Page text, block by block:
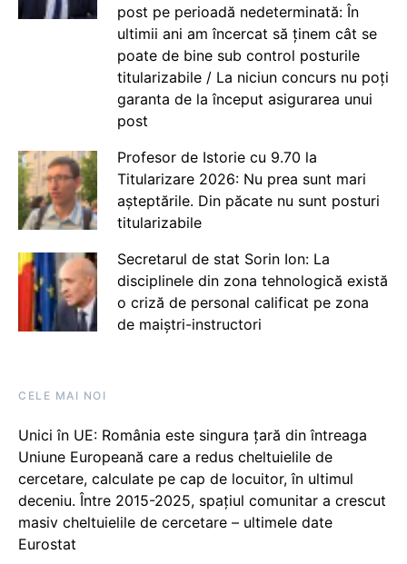
post pe perioadă nedeterminată: În
ultimii ani am încercat să ținem cât se
poate de bine sub control posturile
titularizabile / La niciun concurs nu poți
garanta de la început asigurarea unui
post
Profesor de Istorie cu 9.70 la
Titularizare 2026: Nu prea sunt mari
așteptările. Din păcate nu sunt posturi
titularizabile
Secretarul de stat Sorin Ion: La
disciplinele din zona tehnologică există
o criză de personal calificat pe zona
de maiștri-instructori
CELE MAI NOI
Unici în UE: România este singura țară din întreaga
Uniune Europeană care a redus cheltuielile de
cercetare, calculate pe cap de locuitor, în ultimul
deceniu. Între 2015-2025, spațiul comunitar a crescut
masiv cheltuielile de cercetare – ultimele date
Eurostat